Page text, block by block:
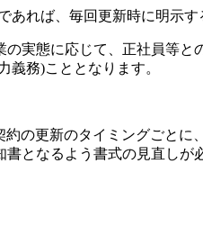
れば、毎回更新時に明示す
実態に応じて、正社員等
義務)こととなります。
の更新のタイミングごと
となるよう書式の見直しが